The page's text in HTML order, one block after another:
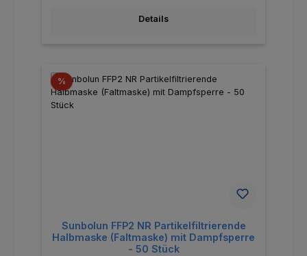
Details
%Rabatt
Sunbolun FFP2 NR Partikelfiltrierende
Halbmaske (Faltmaske) mit Dampfsperre
- 50 Stück